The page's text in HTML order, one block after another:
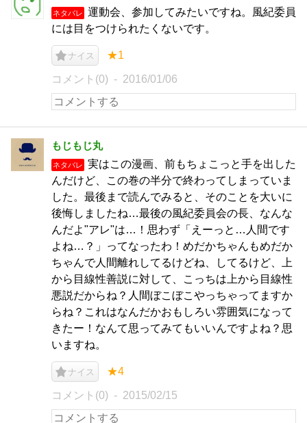
ネタバレ
運動会、参加してみたいですね。風紀委員
には目をつけられたくないです。
ナイス ★1
コメント(0) 2016/01/06
もじもじ丸
ネタバレ
実はこの漫画、前もちょこっと手を出した
んだけど、この巻の半分で終わってしまっていま
した。最後まで読んでみると、そのことを大いに
後悔しましたね…最後の風紀委員会の長、なんな
んだよ"アレ"は…！思わず「えーっと…人間です
よね…？」ってなったわ！めだかちゃんもめだか
ちゃんで人間離れしてるけどね、してるけど、上
から目線性善説に対して、こっちは上から目線性
悪説だからね？人間ぼこぼこやっちゃってますか
らね？これはなんだかおもしろい雰囲気になって
きたー！なんて思ってみてもいいんですよね？思
いますね。
ナイス ★4
コメント(0) 2015/02/15